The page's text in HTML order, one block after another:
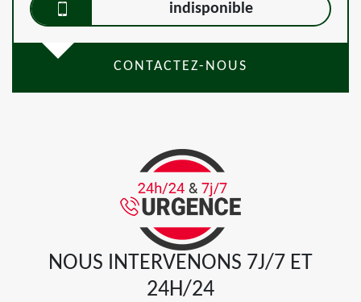
indisponible
CONTACTEZ-NOUS
NOUS INTERVENONS 7J/7 ET
24H/24